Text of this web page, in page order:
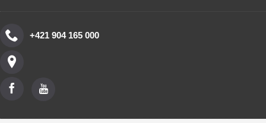
+421 904 165 000